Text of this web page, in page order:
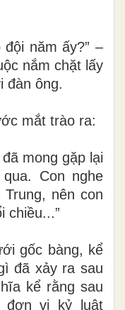
năm ấy?” –
nắm chặt lấy
đàn ông.
mắt trào ra:
mong gặp lại
Con nghe
nên con
chiều...”
gốc bàng, kể
đã xảy ra sau
kể rằng sau
đơn vị kỷ luật